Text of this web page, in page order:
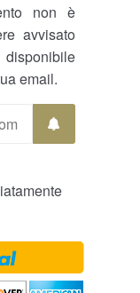
non è
avvisato
email.